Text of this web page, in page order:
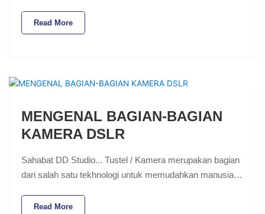
Read More
MENGENAL BAGIAN-BAGIAN
KAMERA DSLR
Sahabat DD Studio... Tustel / Kamera merupakan bagian
dari salah satu tekhnologi untuk memudahkan manusia…
Read More